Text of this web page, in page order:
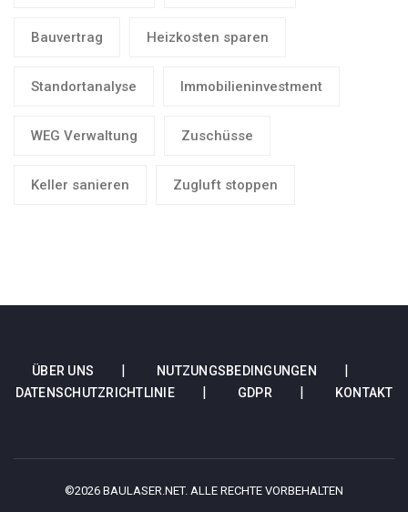
Bauvertrag Heizkosten sparen
Standortanalyse Immobilieninvestment
WEG Verwaltung Zuschüsse
Keller sanieren Zugluft stoppen
ÜBER UNS
NUTZUNGSBEDINGUNGEN
DATENSCHUTZRICHTLINIE
GDPR KONTAKT
©2026 BAULASER.NET. ALLE RECHTE VORBEHALTEN